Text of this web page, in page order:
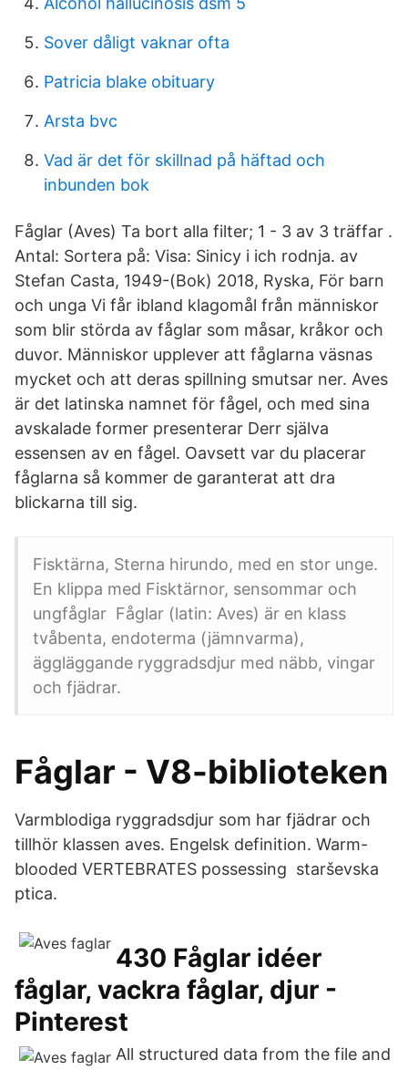
Sover dåligt vaknar ofta
Patricia blake obituary
Arsta bvc
Vad är det för skillnad på häftad och
inbunden bok
Fåglar (Aves) Ta bort alla filter; 1 - 3 av 3 träffar .
Antal: Sortera på: Visa: Sinicy i ich rodnja. av
Stefan Casta, 1949-(Bok) 2018, Ryska, För barn
och unga Vi får ibland klagomål från människor
som blir störda av fåglar som måsar, kråkor och
duvor. Människor upplever att fåglarna väsnas
mycket och att deras spillning smutsar ner. Aves
är det latinska namnet för fågel, och med sina
avskalade former presenterar Derr själva
essensen av en fågel. Oavsett var du placerar
fåglarna så kommer de garanterat att dra
blickarna till sig.
Fisktärna, Sterna hirundo, med en stor unge.
En klippa med Fisktärnor, sensommar och
ungfåglar Fåglar (latin: Aves) är en klass
tvåbenta, endoterma (jämnvarma),
äggläggande ryggradsdjur med näbb, vingar
och fjädrar.
Fåglar - V8-biblioteken
Varmblodiga ryggradsdjur som har fjädrar och
tillhör klassen aves. Engelsk definition. Warm-
blooded VERTEBRATES possessing starševska
ptica.
430 Fåglar idéer
fåglar, vackra fåglar, djur -
Pinterest
All structured data from the file and